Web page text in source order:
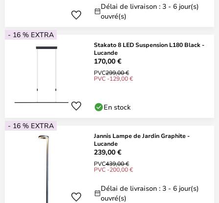
Délai de livraison : 3 - 6 jour(s)
ouvré(s)
- 16 % EXTRA
Stakato 8 LED Suspension L180 Black -
Lucande
170,00 €
PVC299,00 €
PVC -129,00 €
En stock
- 16 % EXTRA
Jannis Lampe de Jardin Graphite -
Lucande
239,00 €
PVC439,00 €
PVC -200,00 €
Délai de livraison : 3 - 6 jour(s)
ouvré(s)